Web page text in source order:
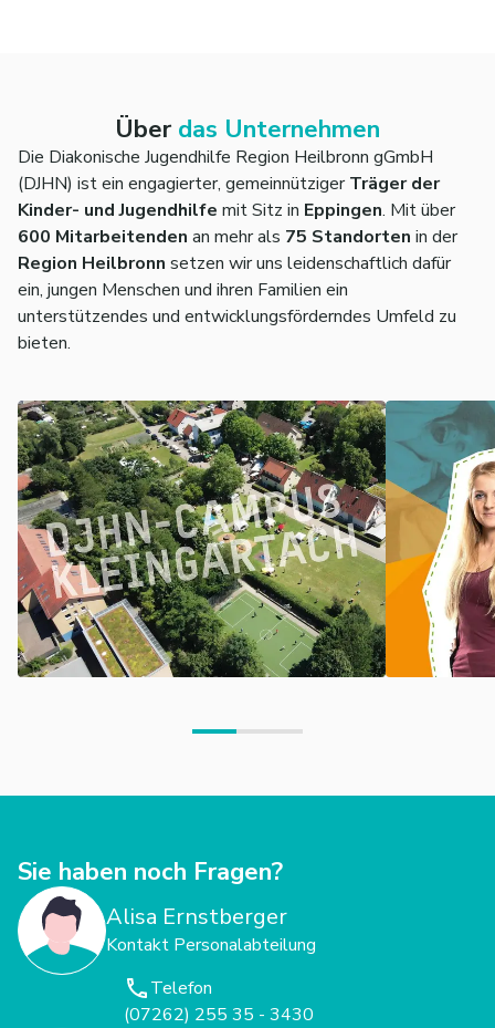
Über das Unternehmen
Die Diakonische Jugendhilfe Region Heilbronn gGmbH
(DJHN) ist ein engagierter, gemeinnützigerTräger der
Kinder- und Jugendhilfe mit Sitz in Eppingen. Mit über
600 Mitarbeitenden an mehr als 75 Standorten in der
Region Heilbronn setzen wir uns leidenschaftlich dafür
ein, jungen Menschen und ihren Familien ein
unterstützendes und entwicklungsförderndes Umfeld zu
bieten.
Sich für andere Stark zu machen, Hilfe zu
leisten und neue Perspektiven aufzuzeigen,
gehört zu unserem diakonischen
Selbstverständnis.
Unser Handeln orientiert sich an den individuellen Stärken
und Ressourcen, die wir gemeinsam entdecken und
weiterentwickeln. Als diakonisches Unternehmen ist es
uns wichtig, dass unsere Werte in der täglichen Arbeit
spürbar werden. Gemeinsam mit Partnern und Förderern
und eine solidarische Gemeinschaft zu fördern.
Sie haben noch Fragen?
Alisa Ernstberger
Kontakt Personalabteilung
Telefon
(07262) 255 35 - 3430